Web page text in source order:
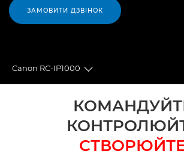
ЗАМОВИТИ ДЗВІНОК
Canon RC-IP1000
Toggle breadcrumbs
Технічні характеристики